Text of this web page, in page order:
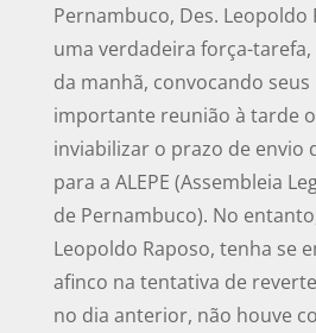
Pernambuco, Des. Leopoldo
uma verdadeira força-
da manhã, convocando
importante reunião à tarde
inviabilizar o prazo de envio
para a ALEPE (Assembleia
de Pernambuco). No
Leopoldo Raposo, tenha se
afinco na tentativa de
no dia anterior, não houve